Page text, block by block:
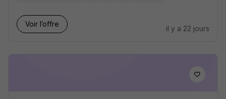
Voir l’offre
il y a 22 jours